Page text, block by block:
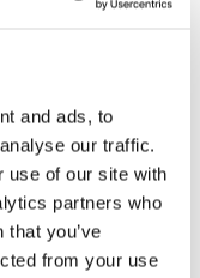
and ads, to
our traffic.
use of our site with
partners who
you’ve
from your use
per le vacanze di
la stagione
di viaggio. Inoltre
un aumento a doppia
in media +10%. Il
il numero di coloro
e non utilizzano il